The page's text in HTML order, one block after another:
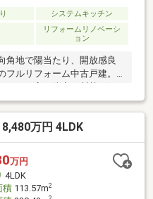
システムキッチン
リフォームリノベーシ
ョン
角地で陽当たり、開放感良
ルリフォーム中古戸建。
■大型スーパー『いなげ
歩圏、近隣は飲食店も豊富
セスも良好■弊社売主物件
内随時対応中！ご見学希
ませ。
万円 4LDK
万円
4LDK
積113.57m2